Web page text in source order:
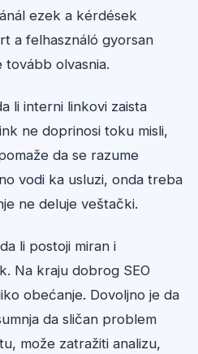
ezek a kérdések
a felhasználó gyorsan
olvasnia.
li interni linkovi zaista
ne doprinosi toku misli,
da se razume
vodi ka usluzi, onda treba
ne deluje veštački.
li postoji miran i
Na kraju dobrog SEO
obećanje. Dovoljno je da
da sličan problem
može zatražiti analizu,